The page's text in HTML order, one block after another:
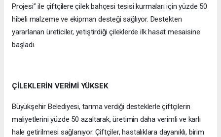
Projesi” ile çiftçilere çilek bahçesi tesisi kurmaları için yüzde 50
hibeli malzeme ve ekipman desteği sağlıyor. Destekten
yararlanan üreticiler, yetiştirdiği çileklerde ilk hasat mesaisine
başladı.
ÇİLEKLERİN VERİMİ YÜKSEK
Büyükşehir Belediyesi, tarıma verdiği desteklerle çiftçilerin
maliyetlerini yüzde 50 azaltarak, üretimin daha verimli ve karlı
hale getirilmesi sağlanıyor. Çiftçiler, hastalıklara dayanıklı, birim